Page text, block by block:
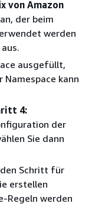
von Amazon
der beim
werden
aus.
ausgefüllt,
kann
4:
der
Sie dann
Schritt für
erstellen
Regeln werden